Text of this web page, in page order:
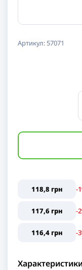
Артикул: 57071
118,8 грн -
117,6 грн -
116,4 грн -